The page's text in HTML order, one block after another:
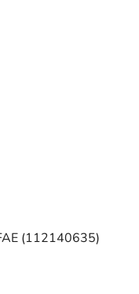
(112140635)